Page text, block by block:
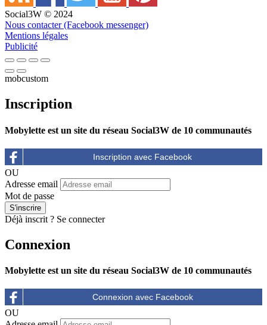
Social3W © 2024
Nous contacter (Facebook messenger)
Mentions légales
Publicité
mobcustom
Inscription
Mobylette est un site du réseau Social3W de 10 communautés
OU
Adresse email
Mot de passe
Déjà inscrit ? Se connecter
Connexion
Mobylette est un site du réseau Social3W de 10 communautés
OU